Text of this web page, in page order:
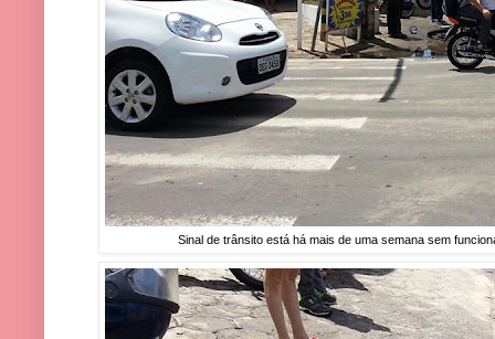
Sinal de trânsito está há mais de uma semana sem